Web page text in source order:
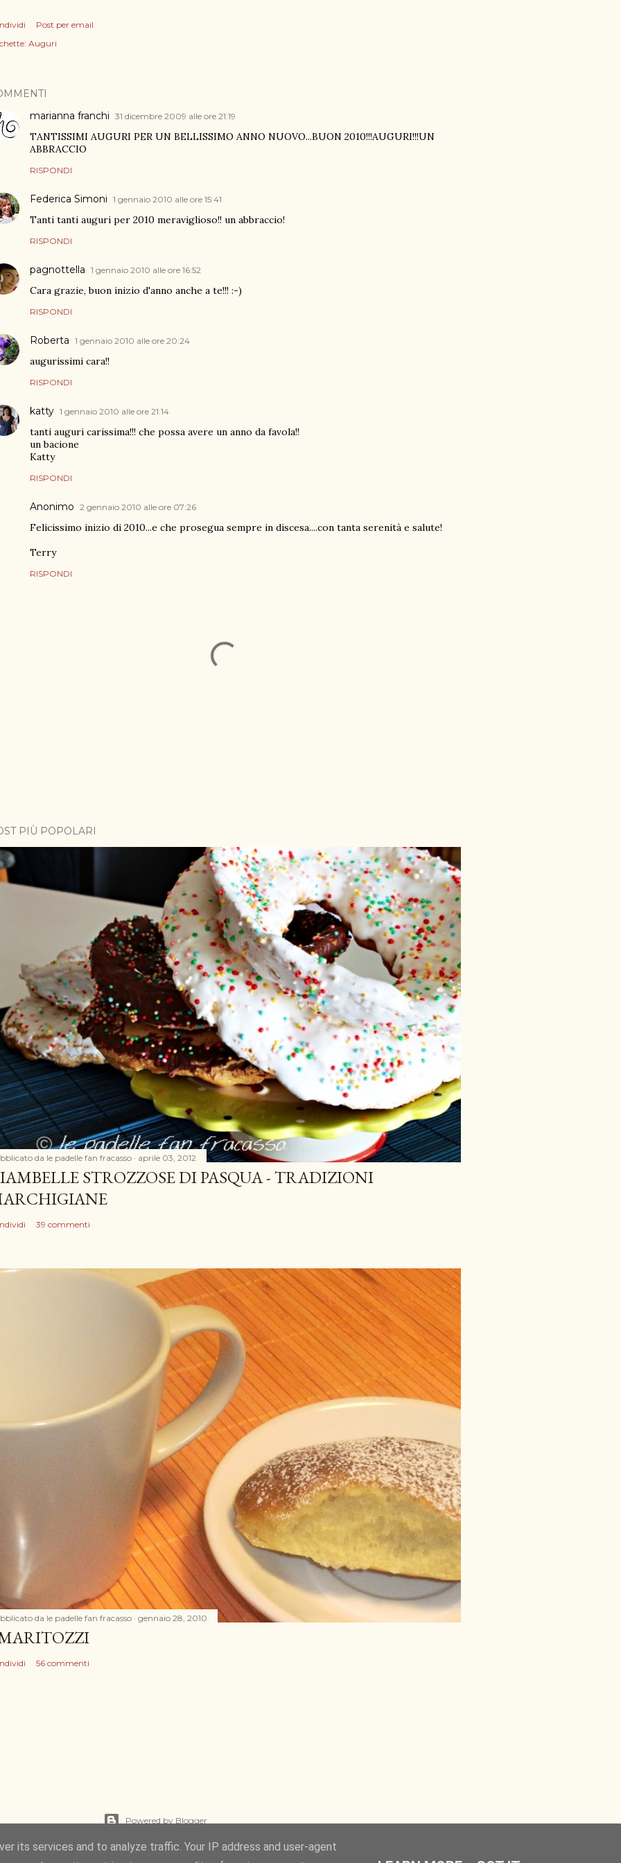
Post per email
Auguri
marianna franchi 31 dicembre 2009 alle ore 21:19
TANTISSIMI AUGURI PER UN BELLISSIMO ANNO NUOVO...BUON 2010!!!AUGURI!!!UN
ABBRACCIO
RISPONDI
Federica Simoni 1 gennaio 2010 alle ore 15:41
Tanti tanti auguri per 2010 meraviglioso!! un abbraccio!
RISPONDI
pagnottella 1 gennaio 2010 alle ore 16:52
Cara grazie, buon inizio d'anno anche a te!!! :-)
RISPONDI
Roberta 1 gennaio 2010 alle ore 20:24
augurissimi cara!!
RISPONDI
katty 1 gennaio 2010 alle ore 21:14
tanti auguri carissima!!! che possa avere un anno da favola!!
un bacione
Katty
RISPONDI
Anonimo 2 gennaio 2010 alle ore 07:26
Felicissimo inizio di 2010...e che prosegua sempre in discesa....con tanta serenità e salute!
Terry
RISPONDI
PIÙ POPOLARI
da le padelle fan fracasso aprile 03, 2012
STROZZOSE DI PASQUA - TRADIZIONI
39 commenti
da le padelle fan fracasso gennaio 28, 2010
56 commenti
Powered by Blogger
Immagini dei temi diGintare Marcel
its services and to analyze traffic. Your IP address and user-agent